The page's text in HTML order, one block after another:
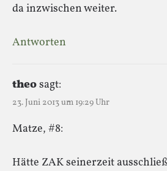
da inzwischen weiter.
Antworten
theosagt:
23. Juni 2013 um 19:29 Uhr
Matze, #8:
Hätte ZAK seinerzeit